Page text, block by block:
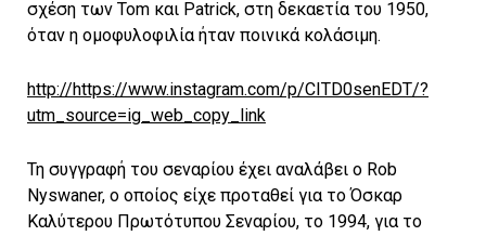
σχέση των Tom και Patrick, στη δεκαετία του 1950,
όταν η ομοφυλοφιλία ήταν ποινικά κολάσιμη.
http://https://www.instagram.com/p/CITD0senEDT/?
utm_source=ig_web_copy_link
Τη συγγραφή του σεναρίου έχει αναλάβει ο Rob
Nyswaner, ο οποίος είχε προταθεί για το Όσκαρ
Καλύτερου Πρωτότυπου Σεναρίου, το 1994, για το